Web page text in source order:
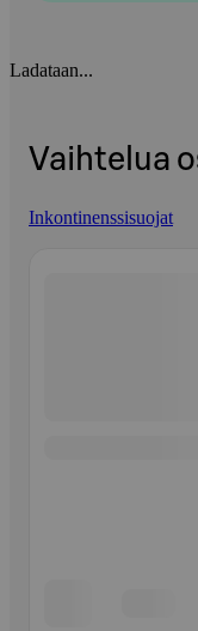
Ladataan...
Vaihtelua
Inkontinenssisuojat